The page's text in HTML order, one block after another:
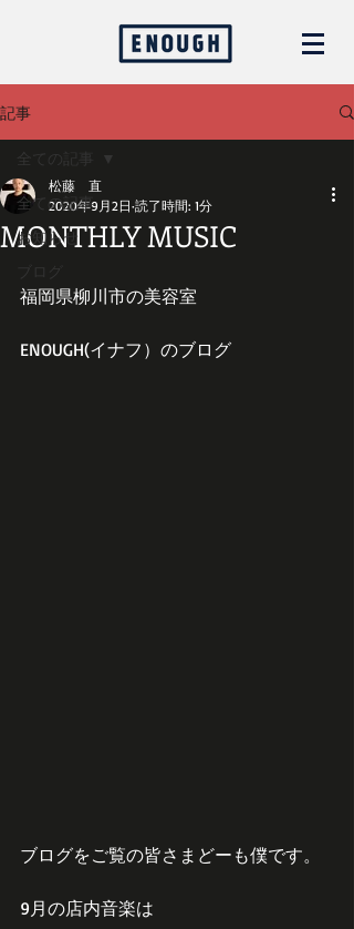
記事
全ての記事
お知らせ
ブログ
全ての記事
MONTHLY MUSIC
松藤 直
2020年9月2日 読了時間: 1分
福岡県柳川市の美容室
ENOUGH(イナフ）のブログ
ブログをご覧の皆さまどーも僕です。
9月の店内音楽は